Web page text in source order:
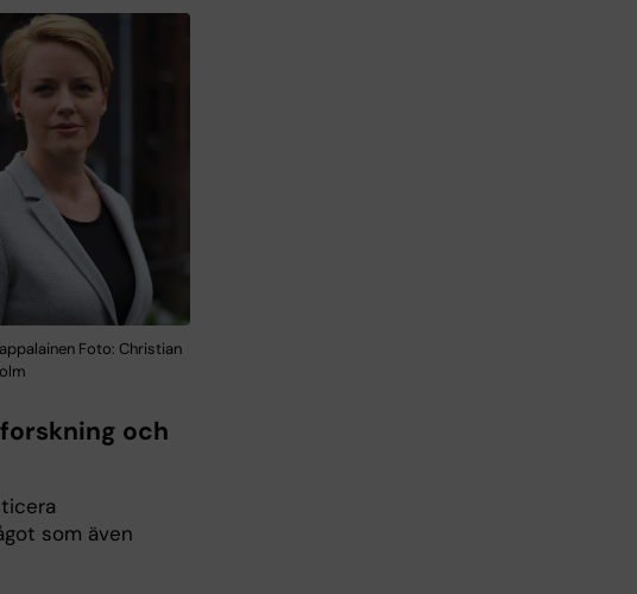
Foto: Christian
och
som även